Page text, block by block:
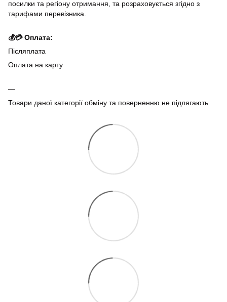
посилки та регіону отримання, та розраховується згідно з
тарифами перевізника.
💰💳 Оплата:
Післяплата
Оплата на карту
Товари даної категорії обміну та поверненню не підлягають